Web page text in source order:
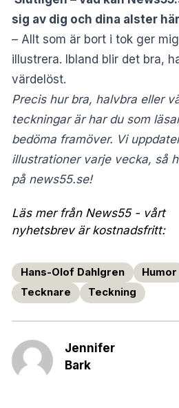
sig av dig och dina alster
– Allt som är bort i tok ger
illustrera. Ibland blir det bra,
värdelöst.
Precis hur bra, halvbra eller
teckningar är har du som
bedöma framöver. Vi
illustrationer varje vecka, så
på news55.se!
Läs mer från News55 - vårt
nyhetsbrev är kostnadsfritt:
Hans-Olof Dahlgren Humor
Tecknare
Teckning
Jennifer
Bark